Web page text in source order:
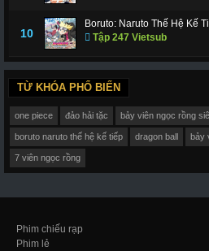
10
Boruto: Naruto Thế Hệ Kế
Tập 247 Vietsub
TỪ KHÓA PHỔ BIẾN
one piece đảo hải tặc bảy viên ngọc rồng
boruto naruto thế hệ kế tiếp dragon ball bảy
7 viên ngọc rồng
Phim chiếu rạp
Phim lẻ